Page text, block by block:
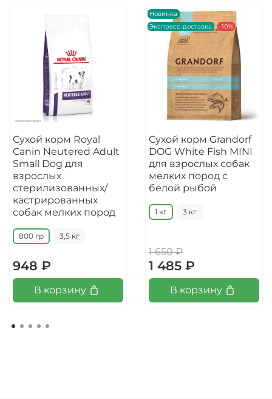
Сухой корм Royal
Canin Neutered Adult
Small Dog для
взрослых
стерилизованных/
кастрированных
собак мелких пород
800 гр 3,5 кг
948 ₽
В корзину
Новинка
Экспресс-доставка
-10%
Сухой корм Grandorf
DOG White Fish MINI
для взрослых собак
мелких пород с
белой рыбой
1 кг 3 кг
1 650 ₽
1 485 ₽
В корзину